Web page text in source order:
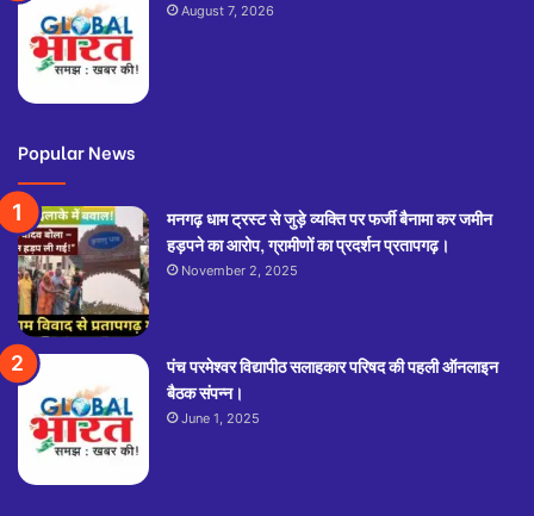
August 7, 2026
Popular News
मनगढ़ धाम ट्रस्ट से जुड़े व्यक्ति पर फर्जी बैनामा कर जमीन
हड़पने का आरोप, ग्रामीणों का प्रदर्शन प्रतापगढ़।
November 2, 2025
पंच परमेश्वर विद्यापीठ सलाहकार परिषद की पहली ऑनलाइन
बैठक संपन्न।
June 1, 2025